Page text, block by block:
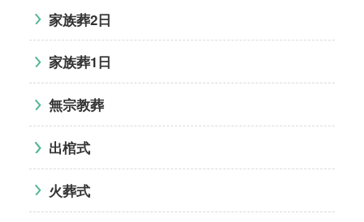
家族葬2日
家族葬1日
無宗教葬
出棺式
火葬式